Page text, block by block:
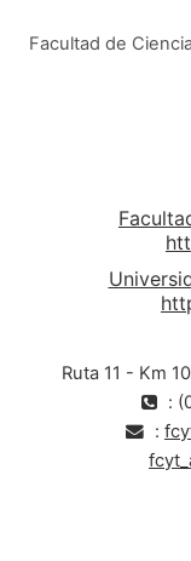
Facultad de
Ruta 11 - Km
:
: